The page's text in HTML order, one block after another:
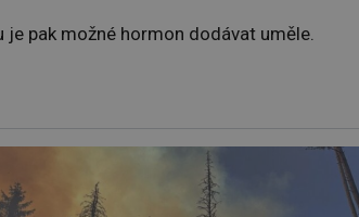
pak možné hormon dodávat uměle.